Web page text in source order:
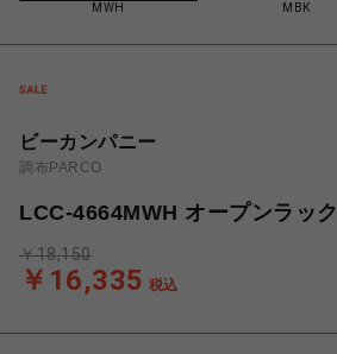
MWH MBK
ビーカンパニー
調布PARCO
LCC-4664MWH オープンラック
￥16,335 税込
￥18,150